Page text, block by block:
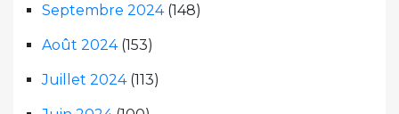
Septembre 2024(148)
Août 2024(153)
Juillet 2024(113)